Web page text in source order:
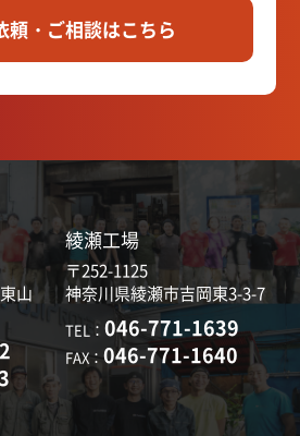
頼・ご相談はこちら
山
綾瀬工場
〒252-1125
神奈川県綾瀬市吉岡東3-3-7
TEL： 046-771-1639
FAX： 046-771-1640